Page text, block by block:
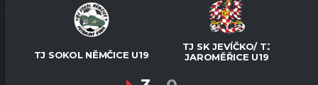
TJ SOKOL NĚMČICE U19
TJ SK JEVÍČKO/ TJ
JAROMĚŘICE U19